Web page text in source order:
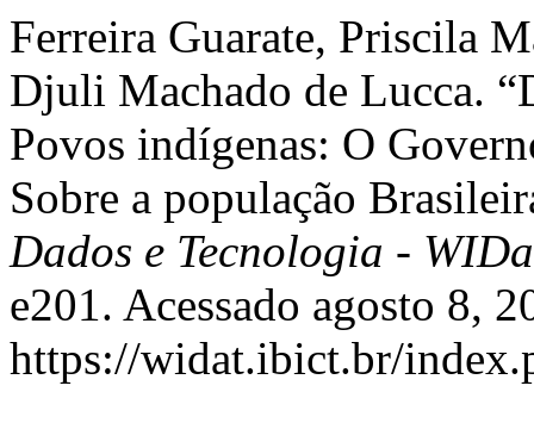
Ferreira Guarate, Priscila
Djuli Machado de Lucca.
Povos indígenas: O
Sobre a população
Dados e Tecnologia -
e201. Acessado agosto 8,
https://widat.ibict.br/